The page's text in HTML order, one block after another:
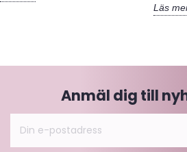
Läs
Anmäl dig till